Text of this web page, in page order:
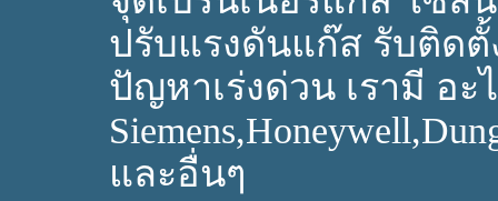
ปรับแรงดันแก๊ส รับติด
ปัญหาเร่งด่วน เรามี อ
และอื่นๆ